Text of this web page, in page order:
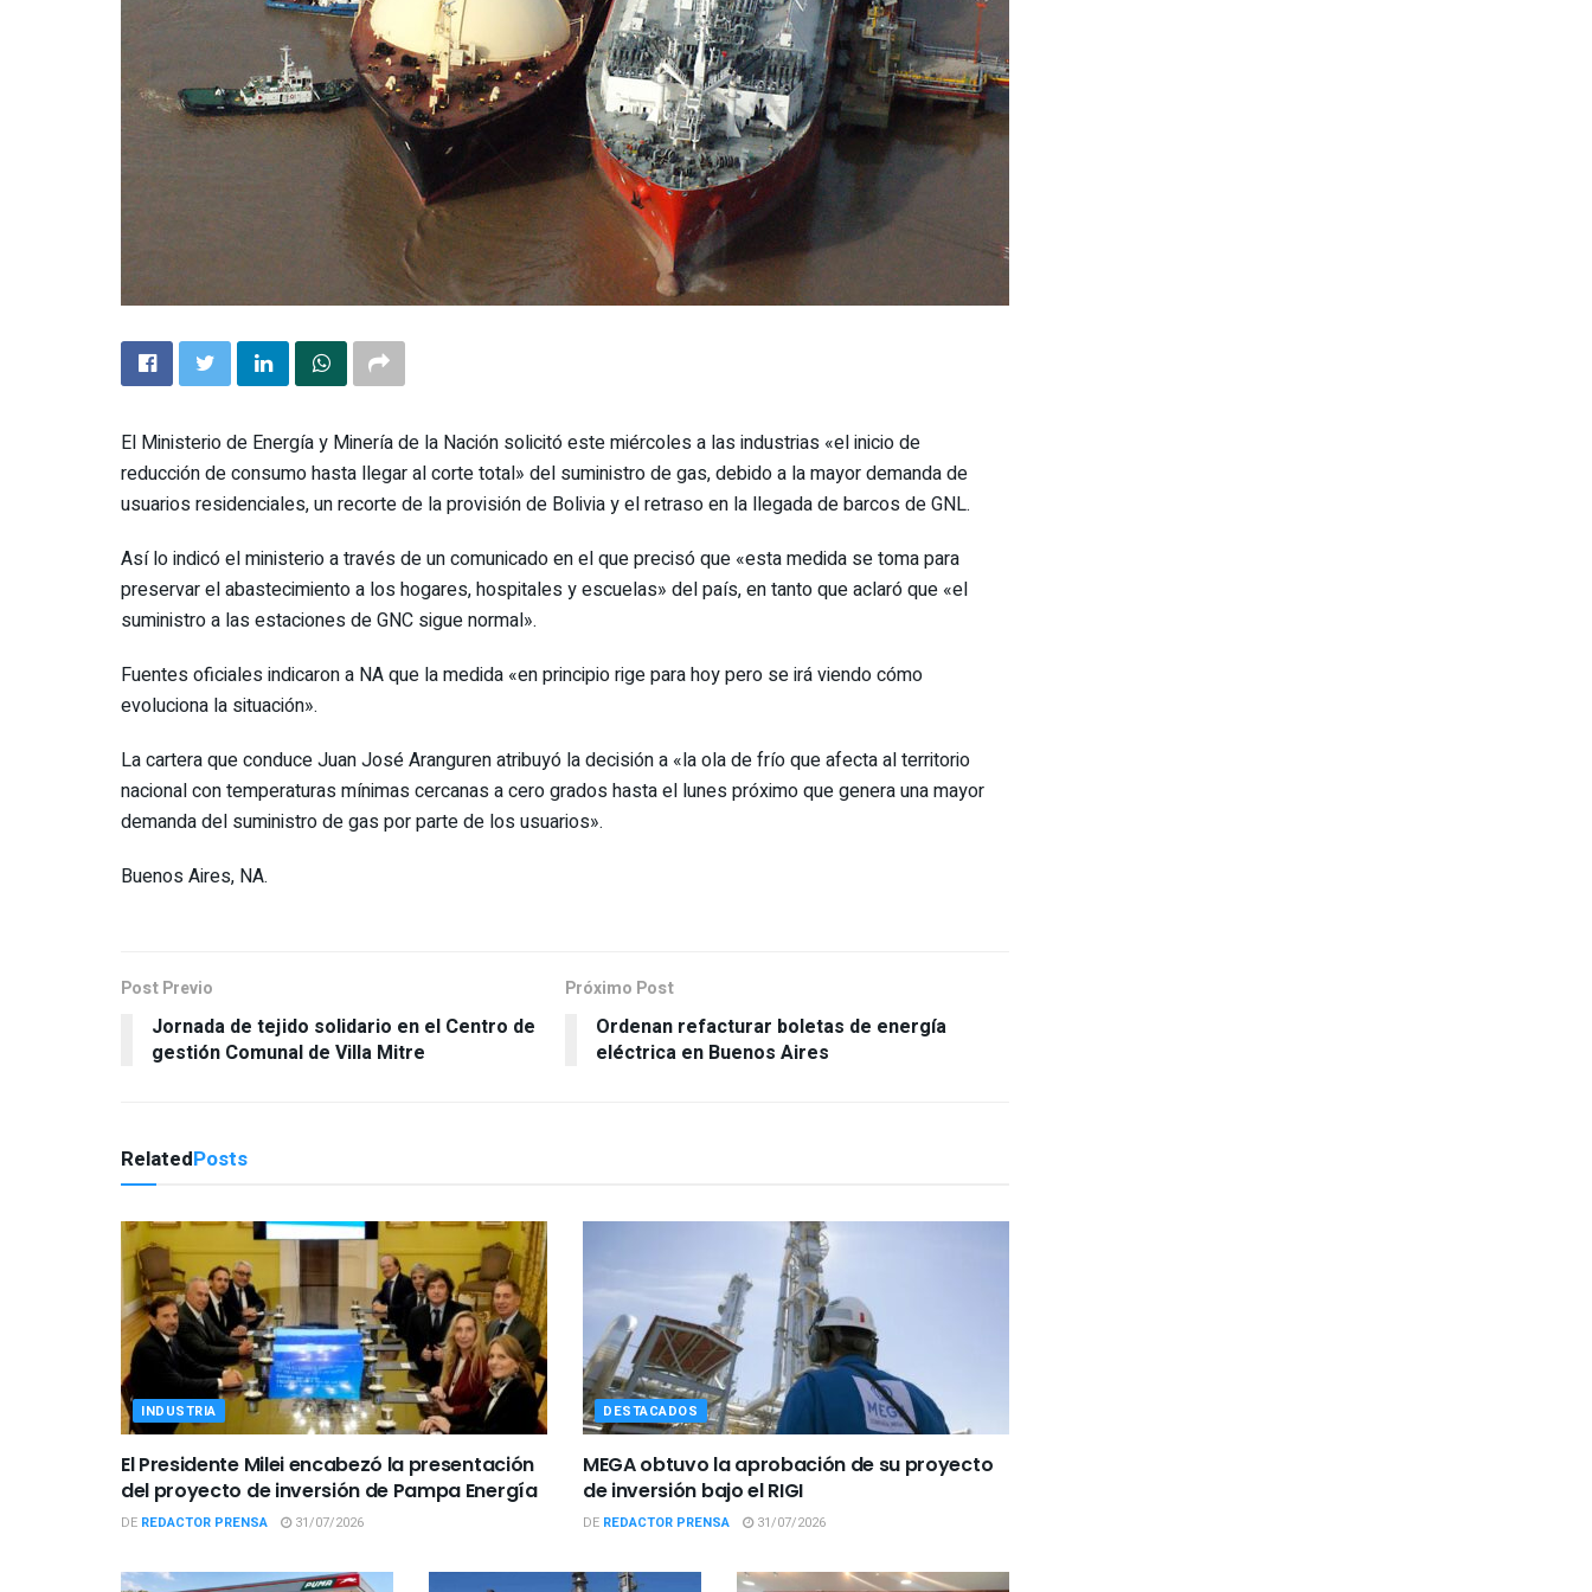
El Ministerio de Energía y Minería de la Nación solicitó este miércoles a las industrias «el inicio de
reducción de consumo hasta llegar al corte total» del suministro de gas, debido a la mayor demanda de
usuarios residenciales, un recorte de la provisión de Bolivia y el retraso en la llegada de barcos de GNL.
Así lo indicó el ministerio a través de un comunicado en el que precisó que «esta medida se toma para
preservar el abastecimiento a los hogares, hospitales y escuelas» del país, en tanto que aclaró que «el
suministro a las estaciones de GNC sigue normal».
Fuentes oficiales indicaron a NA que la medida «en principio rige para hoy pero se irá viendo cómo
evoluciona la situación».
La cartera que conduce Juan José Aranguren atribuyó la decisión a «la ola de frío que afecta al territorio
nacional con temperaturas mínimas cercanas a cero grados hasta el lunes próximo que genera una mayor
demanda del suministro de gas por parte de los usuarios».
Buenos Aires, NA.
Post Previo
Jornada de tejido solidario en el Centro de
gestión Comunal de Villa Mitre
Próximo Post
Ordenan refacturar boletas de energía
eléctrica en Buenos Aires
RelatedPosts
INDUSTRIA
El Presidente Milei encabezó la presentación
del proyecto de inversión de Pampa Energía
DE REDACTOR PRENSA 31/07/2026
DESTACADOS
MEGA obtuvo la aprobación de su proyecto
de inversión bajo el RIGI
DE REDACTOR PRENSA 31/07/2026